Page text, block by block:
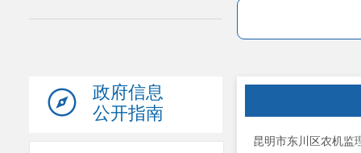
政府信息
公开指南
昆明市东川区农机监